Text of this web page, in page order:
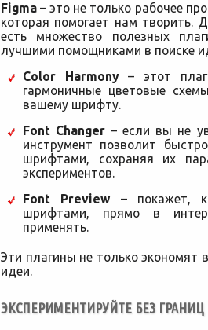
Figma – это не только рабочее
которая помогает нам
есть множество полезных
лучшими помощниками в поиске
Color Harmony– этот
гармоничные цветовые
вашему шрифту.
Font Changer – если вы не
инструмент позволит
шрифтами, сохраняя их
экспериментов.
Font Preview – покажет,
шрифтами, прямо в
применять.
Эти плагины не только
идеи.
ЭКСПЕРИМЕНТИРУЙТЕ БЕЗ ГРАНИЦ